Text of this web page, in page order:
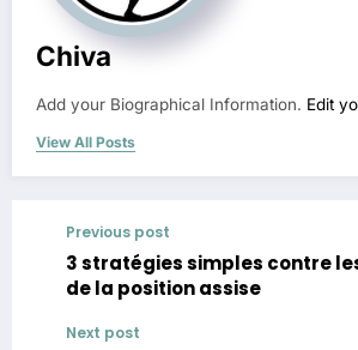
Chiva
Add your Biographical Information. Edit
View All Posts
Previous post
3 stratégies simples contre
de la position assise
Next post